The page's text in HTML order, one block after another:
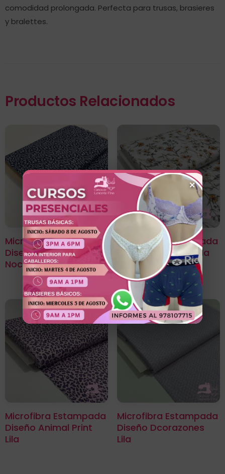
comodidad prolongada. Perfecta para trusas, brasieres
y bralettes.
Productos Relacionados
Microfibra Estampada
Diseño Laurel Azul
Noche
Microfibra Estampada
Diseño Narciso Perla
Con Amarillo
Microfibra Estampada
Diseño Animal Print
Lila
Microfibra Estampada
Diseño Dcorazones
Lila
×